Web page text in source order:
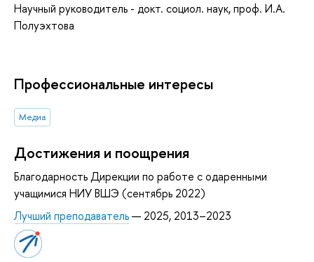
Научный руководитель - докт. социол. наук, проф. И.А.
Полуэхтова
Профессиональные интересы
Медиа
Достижения и поощрения
Благодарность Дирекции по работе с одаренными
учащимися НИУ ВШЭ (сентябрь 2022)
Лучший преподаватель— 2025, 2013–2023